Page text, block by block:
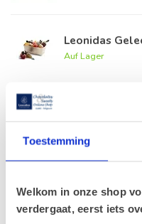
Toestemming
Welkom in onze shop
verdergaat, eerst iets
Leonidas
Auf Lager
Auf Lager